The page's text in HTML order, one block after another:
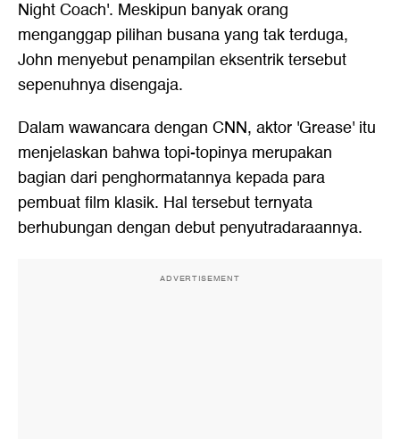
Night Coach'. Meskipun banyak orang
menganggap pilihan busana yang tak terduga,
John menyebut penampilan eksentrik tersebut
sepenuhnya disengaja.
Dalam wawancara dengan CNN, aktor 'Grease' itu
menjelaskan bahwa topi-topinya merupakan
bagian dari penghormatannya kepada para
pembuat film klasik. Hal tersebut ternyata
berhubungan dengan debut penyutradaraannya.
ADVERTISEMENT